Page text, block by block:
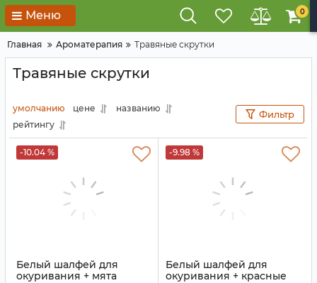
Меню 0
Главная Ароматерапия Травяные скрутки
Травяные скрутки
умолчанию цене
названию
рейтингу
Фильтр
-10.04 %
Белый шалфей для
окуривания + мята
-9.98 %
Белый шалфей для
окуривания + красные